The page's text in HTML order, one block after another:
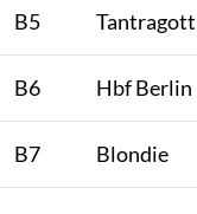
B5
B6 Hbf Berlin
B7 Blondie